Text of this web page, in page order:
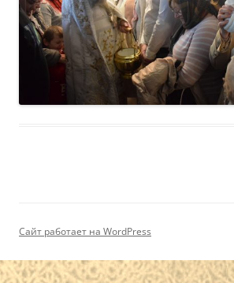
Сайт работает на WordPress